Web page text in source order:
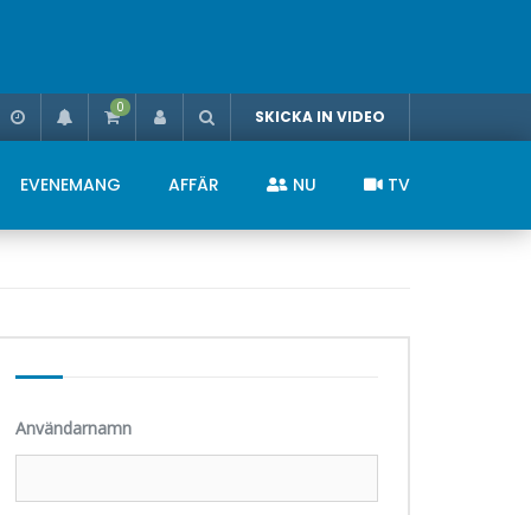
0 SKICKA IN VIDEO
EVENEMANG AFFÄR NU TV
Användarnamn